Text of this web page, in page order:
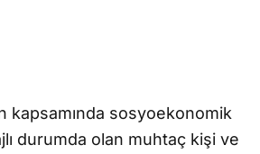
kapsamında sosyoekonomik
durumda olan muhtaç kişi ve